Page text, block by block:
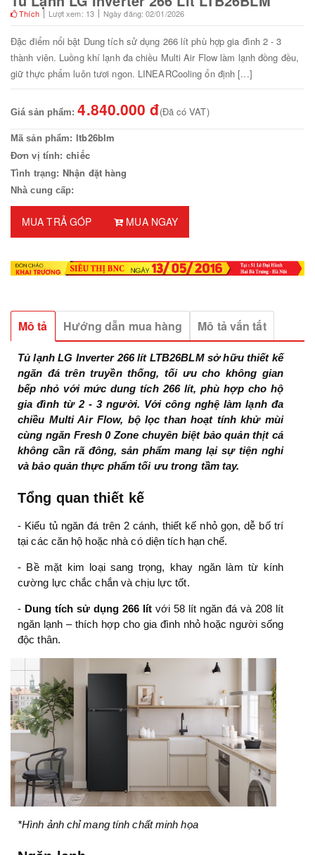
Thích Lượt xem: 13 Ngày đăng: 02/01/2026
Đặc điểm nổi bật Dung tích sử dụng 266 lít phù hợp gia đình 2 - 3
thành viên. Luồng khí lạnh đa chiều Multi Air Flow làm lạnh đồng đều,
giữ thực phẩm luôn tươi ngon. LINEARCooling ổn định [...]
Giá sản phẩm:4.840.000 đ(Đã có VAT)
Mã sản phẩm: ltb26blm
Đơn vị tính: chiếc
Tình trạng: Nhận đặt hàng
Nhà cung cấp:
MUA TRẢ GÓP MUA NGAY
Mô tả Hướng dẫn mua hàng Mô tả vắn tắt
Tủ lạnh LG Inverter 266 lít LTB26BLM sở hữu thiết kế
ngăn đá trên truyền thống, tối ưu cho không gian
bếp nhỏ với mức dung tích 266 lít, phù hợp cho hộ
gia đình từ 2 - 3 người. Với công nghệ làm lạnh đa
chiều Multi Air Flow, bộ lọc than hoạt tính khử mùi
cùng ngăn Fresh 0 Zone chuyên biệt bảo quản thịt cá
không cần rã đông, sản phẩm mang lại sự tiện nghi
và bảo quản thực phẩm tối ưu trong tầm tay.
Tổng quan thiết kế
- Kiểu tủ ngăn đá trên 2 cánh, thiết kế nhỏ gọn, dễ bố trí
tại các căn hộ hoặc nhà có diện tích hạn chế.
- Bề mặt kim loại sang trọng, khay ngăn làm từ kính
cường lực chắc chắn và chịu lực tốt.
- Dung tích sử dụng 266 lít với 58 lít ngăn đá và 208 lít
ngăn lạnh – thích hợp cho gia đình nhỏ hoặc người sống
độc thân.
*Hình ảnh chỉ mang tính chất minh họa